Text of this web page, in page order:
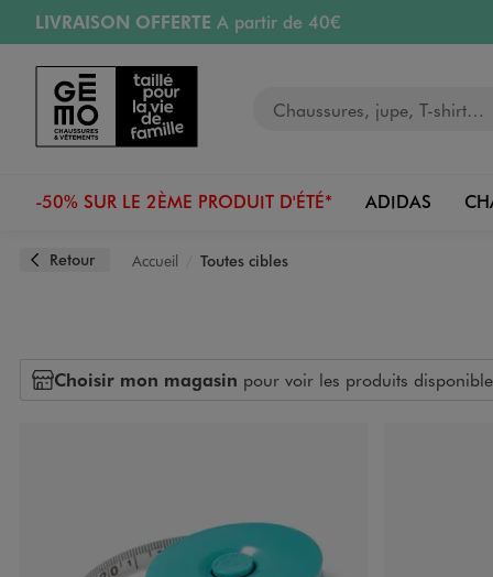
Aller au contenu principal
Aller à la navigation
LIVRAISON OFFERTE A partir de 40€
RETRAIT ET LIVRAISON OFFERTE
PAYEZ EN 3x SANS FRAIS
dès 50€
Retours OFFERTSpendant 30 jours
-50% SUR LE 2ÈME PRODUIT D'ÉTÉ* ADIDAS
Retour Accueil Toutes cibles
Choisir mon magasin pour voir les produits